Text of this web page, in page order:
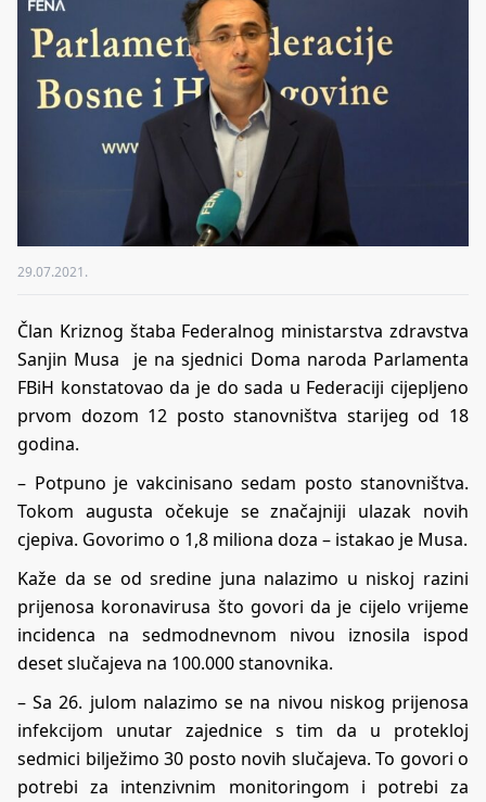
29.07.2021.
Član Kriznog štaba Federalnog ministarstva zdravstva
Sanjin Musa je na sjednici Doma naroda Parlamenta
FBiH konstatovao da je do sada u Federaciji cijepljeno
prvom dozom 12 posto stanovništva starijeg od 18
godina.
– Potpuno je vakcinisano sedam posto stanovništva.
Tokom augusta očekuje se značajniji ulazak novih
cjepiva. Govorimo o 1,8 miliona doza – istakao je Musa.
Kaže da se od sredine juna nalazimo u niskoj razini
prijenosa koronavirusa što govori da je cijelo vrijeme
incidenca na sedmodnevnom nivou iznosila ispod
deset slučajeva na 100.000 stanovnika.
– Sa 26. julom nalazimo se na nivou niskog prijenosa
infekcijom unutar zajednice s tim da u protekloj
sedmici bilježimo 30 posto novih slučajeva. To govori o
potrebi za intenzivnim monitoringom i potrebi za